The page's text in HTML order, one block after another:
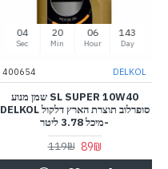
143
Day
06
Hour
20
Min
03
Sec
DELKOL
400654
SL SUPER 10W40 שמן מנוע
סופרלוב תוצרת הארץ דלקול DELKOL
-מיכל 3.78 ליטר
89₪
119₪